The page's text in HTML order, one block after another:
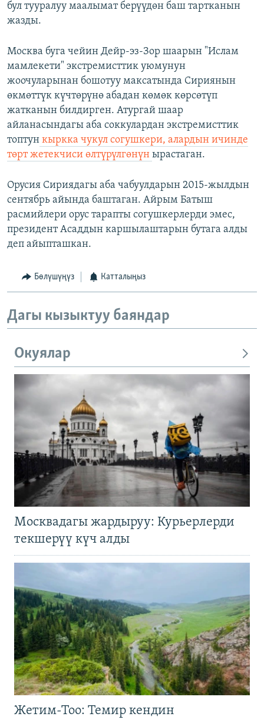
бул тууралуу маалымат берүүдөн баш тартканын
жазды.
Москва буга чейин Дейр-эз-Зор шаарын "Ислам
мамлекети" экстремисттик уюмунун
жоочуларынан бошотуу максатында Сириянын
өкмөттүк күчтөрүнө абадан көмөк көрсөтүп
жатканын билдирген. Атургай шаар
айланасындагы аба соккулардан экстремисттик
топтун кыркка чукул согушкери, алардын ичинде
төрт жетекчиси өлтүрүлгөнүн ырастаган.
Орусия Сириядагы аба чабуулдарын 2015-жылдын
сентябрь айында баштаган. Айрым Батыш
расмийлери орус тарапты согушкерлерди эмес,
президент Асаддын каршылаштарын бутага алды
деп айыпташкан.
Бөлүшүңүз Катталыңыз
Дагы кызыктуу баяндар
Окуялар
Москвадагы жардыруу: Курьерлерди
текшерүү күч алды
Жетим-Тоо: Темир кендин